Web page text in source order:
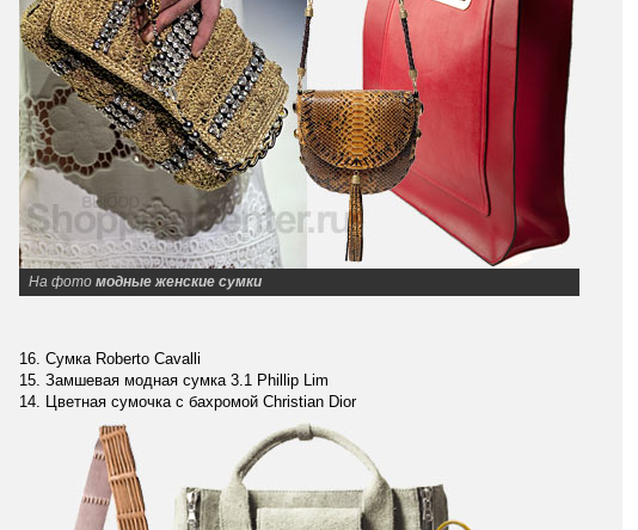
На фото модные женские сумки
16. Сумка Roberto Cavalli
15. Замшевая модная сумка 3.1 Phillip Lim
14. Цветная сумочка с бахромой Christian Dior